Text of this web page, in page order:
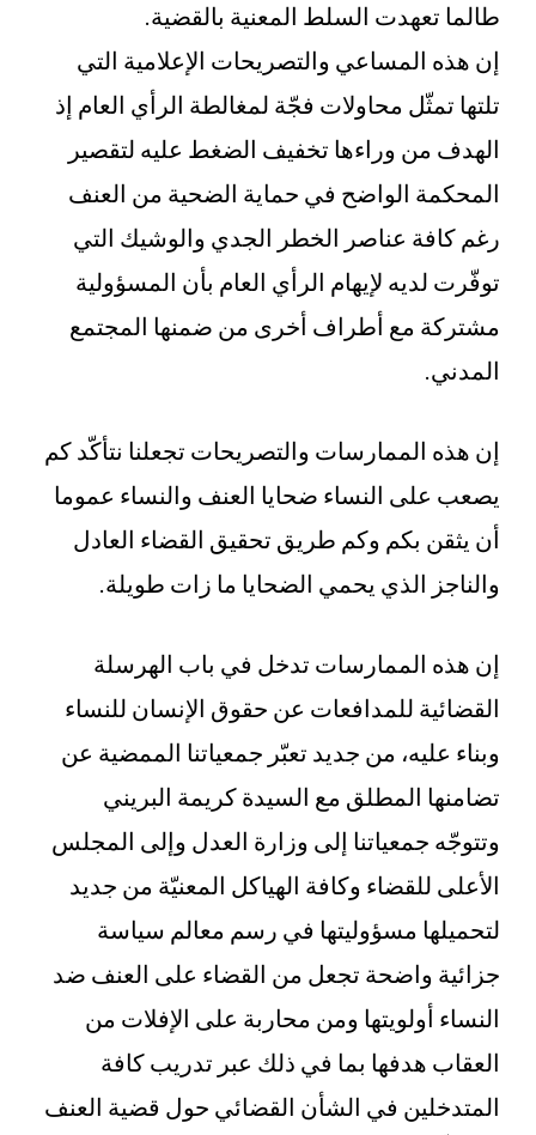
طالما تعهدت السلط المعنية بالقضية.
إن هذه المساعي والتصريحات الإعلامية التي
تلتها تمثّل محاولات فجّة لمغالطة الرأي العام إذ
الهدف من وراءها تخفيف الضغط عليه لتقصير
المحكمة الواضح في حماية الضحية من العنف
رغم كافة عناصر الخطر الجدي والوشيك التي
توفّرت لديه لإيهام الرأي العام بأن المسؤولية
مشتركة مع أطراف أخرى من ضمنها المجتمع
المدني.
إن هذه الممارسات والتصريحات تجعلنا نتأكّد كم
يصعب على النساء ضحايا العنف والنساء عموما
أن يثقن بكم وكم طريق تحقيق القضاء العادل
والناجز الذي يحمي الضحايا ما زات طويلة.
إن هذه الممارسات تدخل في باب الهرسلة
القضائية للمدافعات عن حقوق الإنسان للنساء
وبناء عليه، من جديد تعبّر جمعياتنا الممضية عن
تضامنها المطلق مع السيدة كريمة البريني
وتتوجّه جمعياتنا إلى وزارة العدل وإلى المجلس
الأعلى للقضاء وكافة الهياكل المعنيّة من جديد
لتحميلها مسؤوليتها في رسم معالم سياسة
جزائية واضحة تجعل من القضاء على العنف ضد
النساء أولويتها ومن محاربة على الإفلات من
العقاب هدفها بما في ذلك عبر تدريب كافة
المتدخلين في الشأن القضائي حول قضية العنف